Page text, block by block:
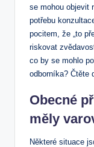
se⁣ mohou ‌objevit
potřebu​
pocitem, že ‍„to
riskovat
co by se mohlo
odborníka? Čtěte
Obecné
měly
Některé‌ situace